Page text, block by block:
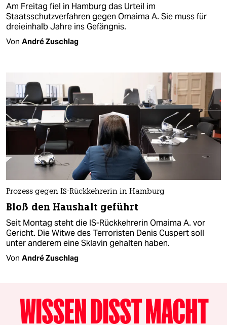
Am Freitag fiel in Hamburg das Urteil im
Staatsschutzverfahren gegen Omaima A. Sie muss für
dreieinhalb Jahre ins Gefängnis.
Von André Zuschlag
Prozess gegen IS-Rückkehrerin in Hamburg
Bloß den Haushalt geführt
Seit Montag steht die IS-Rückkehrerin Omaima A. vor
Gericht. Die Witwe des Terroristen Denis Cuspert soll
unter anderem eine Sklavin gehalten haben.
Von André Zuschlag